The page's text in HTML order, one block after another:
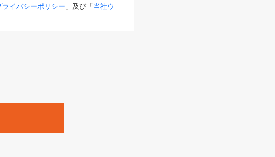
イバシーポリシー 」及び「当社ウ
れた場合、変更後のサービスを含
をいいます。
」「Biz/Zine」「HRzine」